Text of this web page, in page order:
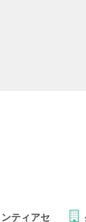
ティアセ